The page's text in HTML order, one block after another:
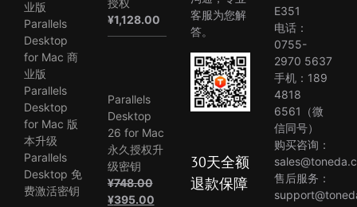
业版
Parallels
Desktop
for Mac 商
业版
Parallels
Desktop
for Mac 版
本升级
Parallels
Desktop 免
费激活密钥
¥1,128.00
Parallels
Desktop
26 for Mac
永久授权升
级密钥
¥748.00
原
¥395.00当
客服为您解
答。
30天全额
退款保障
E351
电话：
0755-
2970 5637
手机：189
4818
6561（微
信同号）
购买咨询：
售后服务：